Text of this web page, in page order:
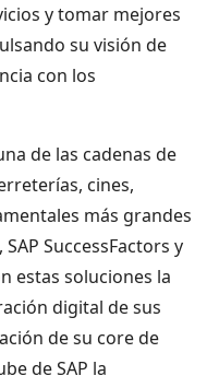
y tomar mejores
su visión de
con los
de las cadenas de
cines,
más grandes
SuccessFactors y
estas soluciones la
digital de sus
de su core de
de SAP la